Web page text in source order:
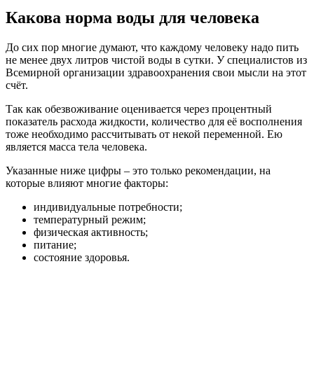
Какова норма воды для человека
До сих пор многие думают, что каждому человеку надо пить
не менее двух литров чистой воды в сутки. У специалистов из
Всемирной организации здравоохранения свои мысли на этот
счёт.
Так как обезвоживание оценивается через процентный
показатель расхода жидкости, количество для её восполнения
тоже необходимо рассчитывать от некой переменной. Ею
является масса тела человека.
Указанные ниже цифры – это только рекомендации, на
которые влияют многие факторы:
индивидуальные потребности;
температурный режим;
физическая активность;
питание;
состояние здоровья.